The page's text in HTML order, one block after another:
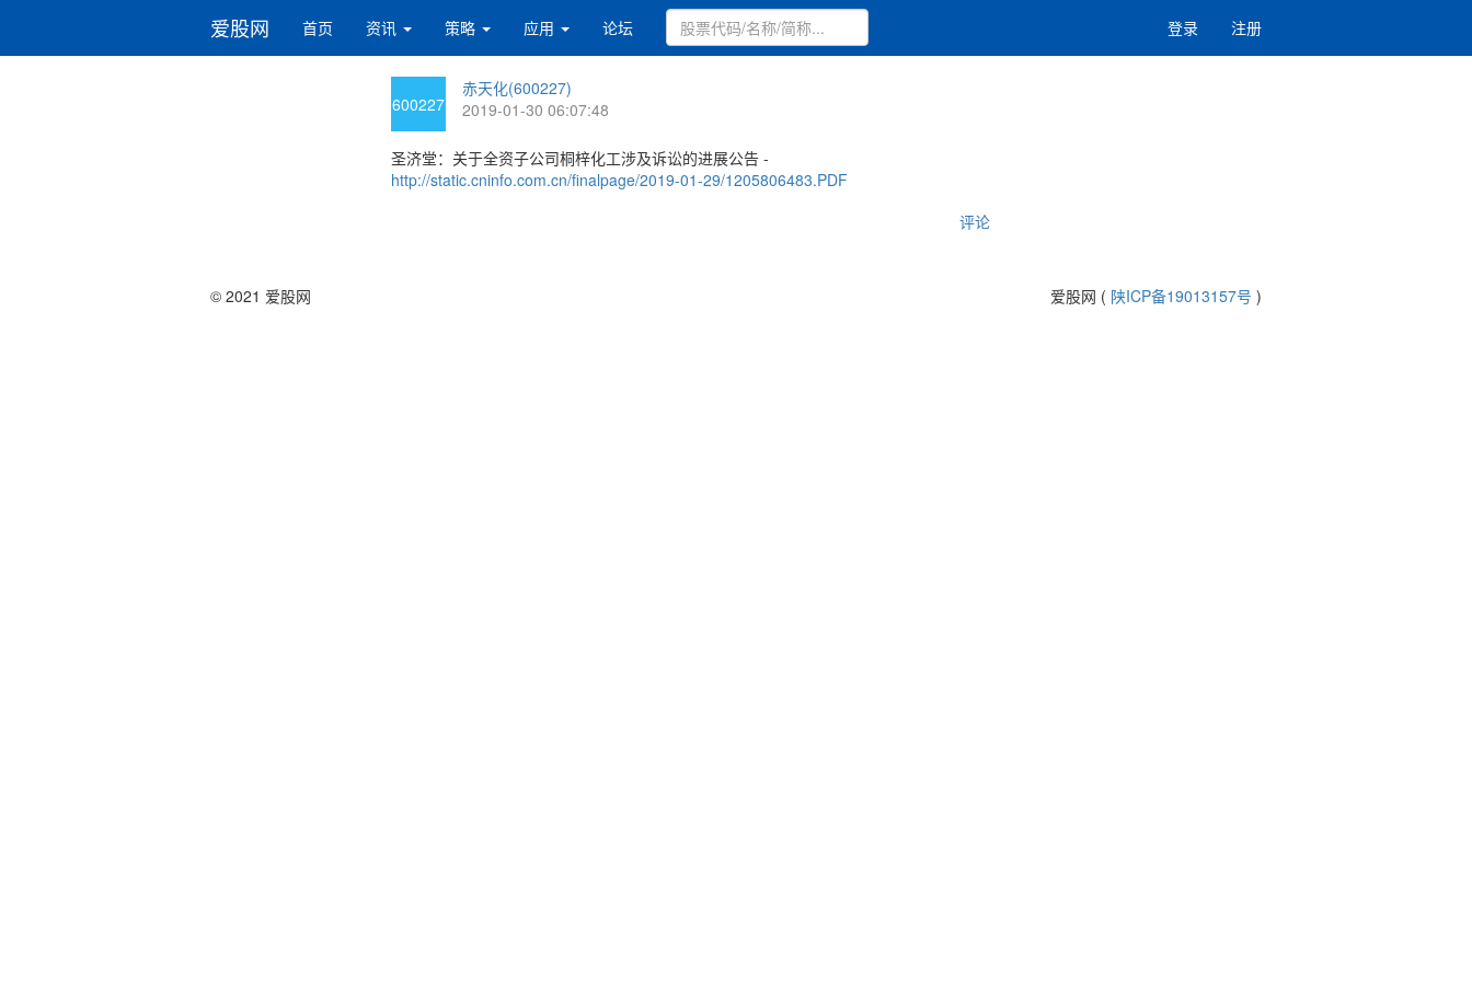
爱股网 首页 资讯 策略 应用 论坛 登录 注册
600227
赤天化(600227)
2019-01-30 06:07:48
圣济堂：关于全资子公司桐梓化工涉及诉讼的进展公告 -
http://static.cninfo.com.cn/finalpage/2019-01-29/1205806483.PDF
评论
© 2021 爱股网 爱股网 ( 陕ICP备19013157号 )